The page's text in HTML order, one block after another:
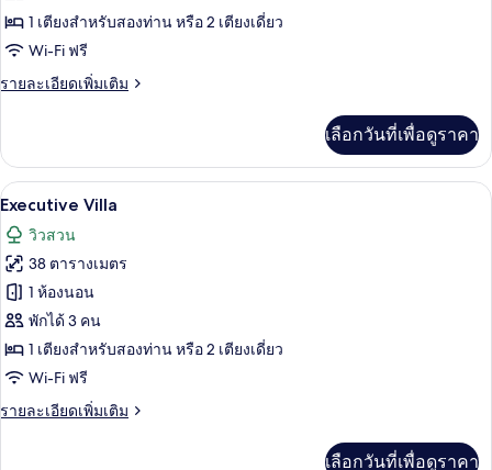
ดี
ลัก
ซ์
1 เตียงสำหรับสองท่าน หรือ 2 เตียงเดี่ยว
Wi-Fi ฟรี
รายละเอียดเพิ่มเติม
ราย
เกี่ยว
กับ
ห้อง
ลัก
ซ์
เลือกวันที่เพื่อดูราคา
เปิด
ภาพถ่าย
ทั้งหมด
ของ
Executive
Villa
Executive Villa | เครื่องนอนระดับพรีเ
9
Executive Villa
วิวสวน
38 ตารางเมตร
1 ห้องนอน
พักได้ 3 คน
1 เตียงสำหรับสองท่าน หรือ 2 เตียงเดี่ยว
Wi-Fi ฟรี
รายละเอียดเพิ่มเติม
ราย
เลือกวันที่เพื่อดูราคา